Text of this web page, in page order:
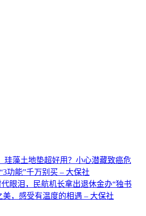
珪藻土地垫超好用？小心潜藏致癌危
功能”千万别买 – 大保社
眼泪，民航机长拿出退休金办“独书
美，感受有温度的相遇 – 大保社